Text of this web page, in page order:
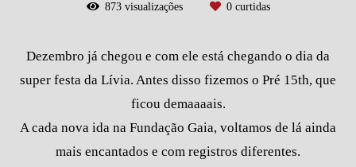
873visualizações 0curtidas
Dezembro já chegou e com ele está chegando o dia da
super festa da Lívia. Antes disso fizemos o Pré 15th, que
ficou demaaaais.
A cada nova ida na Fundação Gaia, voltamos de lá ainda
mais encantados e com registros diferentes.